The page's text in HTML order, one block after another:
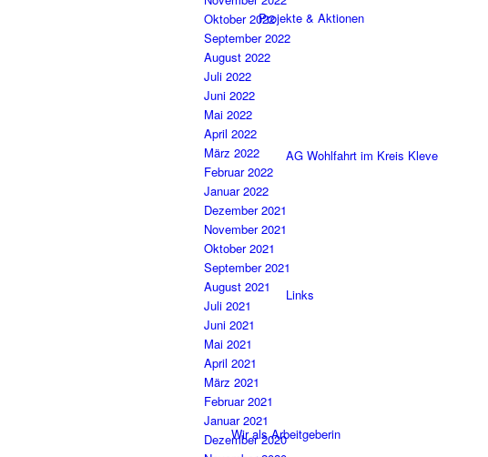
Projekte & Aktionen
AG Wohlfahrt im Kreis Kleve
Links
Wir als Arbeitgeberin
Oktober 2022
September 2022
August 2022
Juli 2022
Juni 2022
Mai 2022
April 2022
März 2022
Februar 2022
Januar 2022
Dezember 2021
November 2021
Oktober 2021
September 2021
August 2021
Juli 2021
Juni 2021
Mai 2021
April 2021
März 2021
Februar 2021
Januar 2021
Dezember 2020